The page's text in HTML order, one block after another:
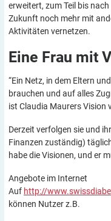
erweitert, zum Teil bis nach
Zukunft noch mehr mit
Aktivitäten vernetzen.
Eine Frau mit
“Ein Netz, in dem Eltern
brauchen und auf alles
ist Claudia Maurers Vision
Derzeit verfolgen sie und
Finanzen zuständig)
habe die Visionen, und er
Angebote im Internet
Auf http://
können Nutzer z.B.